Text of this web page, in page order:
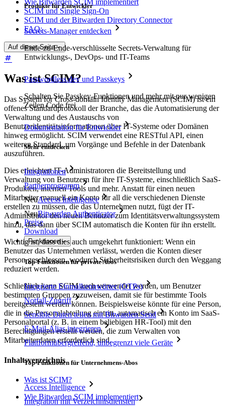
Produkte für Entwickler
Secrets-Manager entdecken
Ende-zu-Ende-verschlüsselte Secrets-Verwaltung für
Entwicklungs-, DevOps- und IT-Teams
Passwordless.dev und Passkeys
Schalten Sie Passkey-Funktionen und mehr mit nur wenigen
Zeilen Code frei
Dokumentation für Entwickler
Mehr entdecken
Integrationen
Partnerprogramm
NeuAccess Intelligence
NeuBitwarden Authenticator
Preise
Download
Funktionen
Top-Funktionen für private Abos
Integrierte Einmalkennwörter (OTPs)
Notfall-Zugriff
Sensible Daten teilen mit Bitwarden Send
E-Mail-Alias integrieren
Plattformübergreifend, unbegrenzt viele Geräte
Top-Funktionen für Unternehmens-Abos
Access Intelligence
Integration mit Verzeichnisdiensten
Wie Bitwarden SCIM implementiert
SCIM und Single Sign-On
SCIM und der Bitwarden Directory Connector
FAQ:
Auf dieser Seite
Was ist SCIM?
Das System for Cross-domain Identity Management (SCIM) ist ein
offenes Standardprotokoll der Branche, das die Automatisierung der
Verwaltung und des Austauschs von
Benutzeridentitätsinformationen über IT-Systeme oder Domänen
hinweg ermöglicht. SCIM verwendet eine RESTful API, einen
weiteren Standard, um Vorgänge und Befehle in der Datenbank
auszuführen.
Dies erleichtert IT-Administratoren die Bereitstellung und
Verwaltung von Benutzern für ihre IT-Systeme, einschließlich SaaS-
Produkten, internen Tools und mehr. Anstatt für einen neuen
Mitarbeiter manuell ein Konto für all die verschiedenen Dienste
erstellen zu müssen, die das Unternehmen nutzt, fügt der IT-
Administrator den neuen Benutzer zum Identitätsverwaltungssystem
hinzu, das dann über SCIM automatisch die Konten für ihn erstellt.
Wichtig ist, dass dies auch umgekehrt funktioniert: Wenn ein
Benutzer das Unternehmen verlässt, werden die Konten dieser
Person geschlossen, wodurch Sicherheitsrisiken durch den Weggang
reduziert werden.
Schließlich kann SCIM auch verwendet werden, um Benutzer
bestimmten Gruppen zuzuweisen, damit sie für bestimmte Tools
bereitgestellt werden können. Beispielsweise könnte für eine Person,
die in die Personalabteilung eintritt, automatisch ein Konto im SaaS-
Personalportal (z. B. in einem beliebigen HR-Tool) mit den
Berechtigungen erstellt werden, die zum Verwalten von
Mitarbeiterdaten erforderlich sind.
Inhaltsverzeichnis
Was ist SCIM?
Wie Bitwarden SCIM implementiert